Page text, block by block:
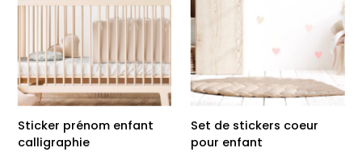
Sticker prénom enfant
calligraphie
Set de stickers coeur
pour enfant